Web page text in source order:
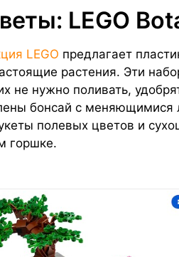
LEGO
LEGO предлагает
растения. Эти
не нужно поливать,
бонсай с меняющимися
полевых цветов и
горшке.